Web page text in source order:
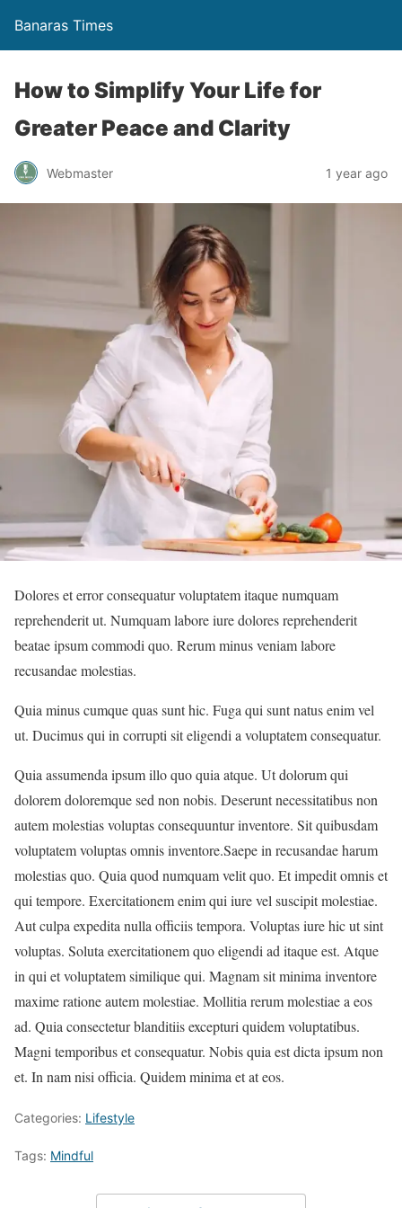
Banaras Times
How to Simplify Your Life for
Greater Peace and Clarity
Webmaster 1 year ago
Dolores et error consequatur voluptatem itaque numquam
reprehenderit ut. Numquam labore iure dolores reprehenderit
beatae ipsum commodi quo. Rerum minus veniam labore
recusandae molestias.
Quia minus cumque quas sunt hic. Fuga qui sunt natus enim vel
ut. Ducimus qui in corrupti sit eligendi a voluptatem consequatur.
Quia assumenda ipsum illo quo quia atque. Ut dolorum qui
dolorem doloremque sed non nobis. Deserunt necessitatibus non
autem molestias voluptas consequuntur inventore. Sit quibusdam
voluptatem voluptas omnis inventore.Saepe in recusandae harum
molestias quo. Quia quod numquam velit quo. Et impedit omnis et
qui tempore. Exercitationem enim qui iure vel suscipit molestiae.
Aut culpa expedita nulla officiis tempora. Voluptas iure hic ut sint
voluptas. Soluta exercitationem quo eligendi ad itaque est. Atque
in qui et voluptatem similique qui. Magnam sit minima inventore
maxime ratione autem molestiae. Mollitia rerum molestiae a eos
ad. Quia consectetur blanditiis excepturi quidem voluptatibus.
Magni temporibus et consequatur. Nobis quia est dicta ipsum non
et. In nam nisi officia. Quidem minima et at eos.
Categories: Lifestyle
Tags: Mindful